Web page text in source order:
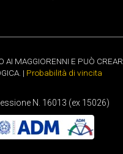
AI MAGGIORENNI E PUÒ
| Probabilità di vincita
N. 16013 (ex 15026)